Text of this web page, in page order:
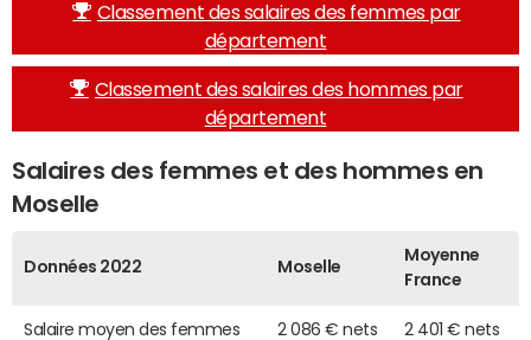
Classement des salaires des femmes par
département
Classement des salaires des hommes par
département
Salaires des femmes et des hommes en
Moselle
Données 2022 Moselle
Moyenne
France
Salaire moyen des femmes
2 086 € nets
2 401 € nets